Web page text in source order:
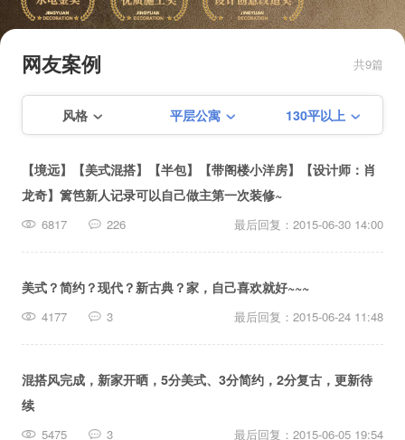
【闭口0增项】【产业化工人】【隐
工比拼金奖】【创意改造奖】【赠
季建平+第三方全程监理双重保障】
【私人订制设计】
篱笆装修
网友案例 共9篇
风格 平层公寓 130平以上
【境远】【美式混搭】【半包】【带阁楼小洋房】【设计师：肖
龙奇】篱笆新人记录可以自己做主第一次装修~
6817 226 最后回复：2015-06-30 14:00
美式？简约？现代？新古典？家，自己喜欢就好~~~
4177 3 最后回复：2015-06-24 11:48
混搭风完成，新家开晒，5分美式、3分简约，2分复古，更新待
续
5475 3 最后回复：2015-06-05 19:54